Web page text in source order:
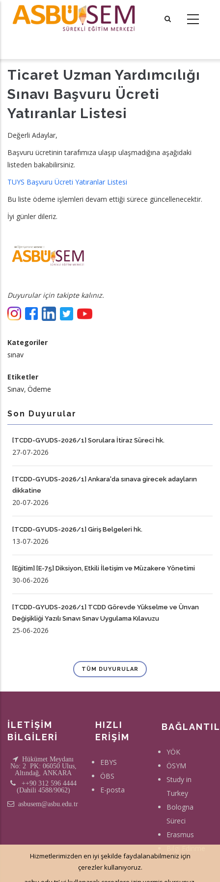
içeriğe
Ticaret Uzman Yardımcılığı
Sınavı Başvuru Ücreti
Yatıranlar Listesi
Değerli Adaylar,
Başvuru ücretinin tarafımıza ulaşıp ulaşmadığına aşağıdaki
listeden bakabilirsiniz.
TUYS Başvuru Ücreti Yatıranlar Listesi
Bu liste ödeme işlemleri devam ettiği sürece güncellenecektir.
İyi günler dileriz.
Duyurular için takipte kalınız.
Kategoriler
sınav
Etiketler
Sınav Ödeme
Son Duyurular
[TCDD-GYUDS-2026/1] Sorulara İtiraz Süreci hk.
27-07-2026
[TCDD-GYUDS-2026/1] Ankara'da sınava girecek adayların
dikkatine
20-07-2026
[TCDD-GYUDS-2026/1] Giriş Belgeleri hk.
13-07-2026
[Eğitim] [E-75] Diksiyon, Etkili İletişim ve Müzakere Yönetimi
30-06-2026
[TCDD-GYUDS-2026/1] TCDD Görevde Yükselme ve Ünvan
Değişikliği Yazılı Sınavı Sınav Uygulama Kılavuzu
25-06-2026
TÜM DUYURULAR
İLETİŞİM
BİLGİLERİ
Hükümet Meydanı
No: 2 PK: 06050 Ulus,
Altındağ, ANKARA
++90 312 596 4444
(Dahili 4588/9062)
asbusem@asbu.edu.tr
HIZLI
ERİŞİM
EBYS
ÖBS
E-posta
YÖK
ÖSYM
Study in
Turkey
Bologna
Süreci
Erasmus
Hizmetlerimizden en iyi şekilde faydalanabilmeniz için
çerezler kullanıyoruz.